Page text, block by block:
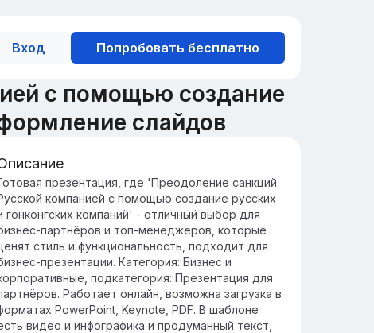
Вход Попробовать бесплатно
с помощью создание
слайдов
Стратегии создания компаний
Россия и Гонконг предлагают уникальные
возможности для бизнеса, благодаря
разным экономическим и правовым
условиям.
Определение подходящей стратегии для
каждой из стран может стать ключом к
успешному развитию и адаптации бизнеса на
новых рынках.
презентация, где 'Преодоление санкций
компанией с помощью создание русских
гонконгских компаний' - отличный выбор для
партнёров и топ-менеджеров, которые
стиль и функциональность, подходит для
презентации. Категория: Бизнес и
подкатегория: Презентация для
Работает онлайн, возможна загрузка в
PowerPoint, Keynote, PDF. В шаблоне
видео и инфографика и продуманный текст,